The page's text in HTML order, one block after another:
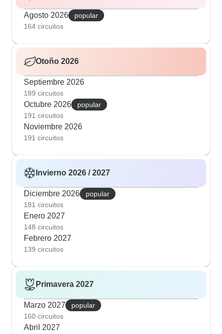
Agosto 2026
popular
164 circuitos
Otoño 2026
Septiembre 2026
189 circuitos
Octubre 2026
popular
191 circuitos
Noviembre 2026
191 circuitos
Invierno 2026 / 2027
Diciembre 2026
popular
181 circuitos
Enero 2027
148 circuitos
Febrero 2027
139 circuitos
Primavera 2027
Marzo 2027
popular
160 circuitos
Abril 2027